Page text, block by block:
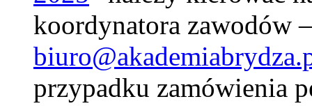
koordynatora zawodów
przypadku zamówienia